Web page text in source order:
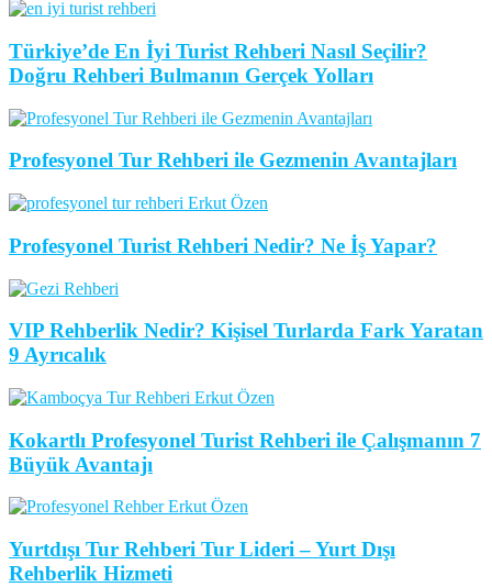
Türkiye’de En İyi Turist Rehberi Nasıl Seçilir?
Doğru Rehberi Bulmanın Gerçek Yolları
Profesyonel Tur Rehberi ile Gezmenin Avantajları
Profesyonel Turist Rehberi Nedir? Ne İş Yapar?
VIP Rehberlik Nedir? Kişisel Turlarda Fark Yaratan
9 Ayrıcalık
Kokartlı Profesyonel Turist Rehberi ile Çalışmanın 7
Büyük Avantajı
Yurtdışı Tur Rehberi Tur Lideri – Yurt Dışı
Rehberlik Hizmeti